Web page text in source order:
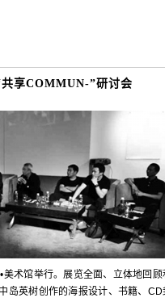
享COMMUN-”研讨会
术馆举行。展览全面、立体地回顾
岛英树创作的海报设计、书籍、CD